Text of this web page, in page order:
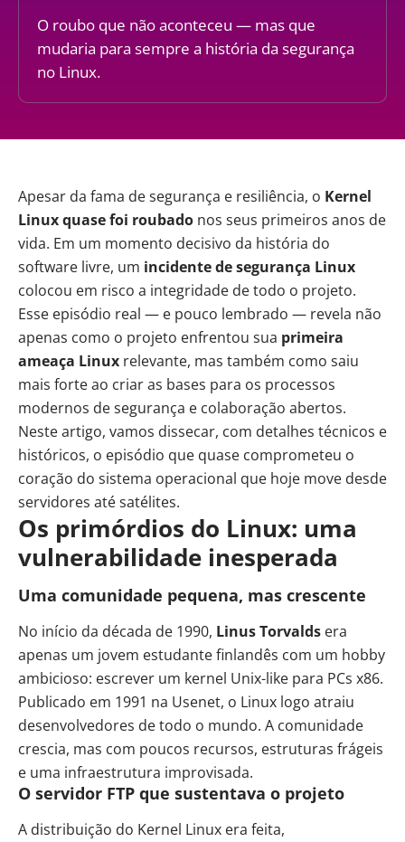
O roubo que não aconteceu — mas que
mudaria para sempre a história da segurança
no Linux.
Apesar da fama de segurança e resiliência, o Kernel
Linux quase foi roubado nos seus primeiros anos de
vida. Em um momento decisivo da história do
software livre, um incidente de segurança Linux
colocou em risco a integridade de todo o projeto.
Esse episódio real — e pouco lembrado — revela não
apenas como o projeto enfrentou sua primeira
ameaça Linux relevante, mas também como saiu
mais forte ao criar as bases para os processos
modernos de segurança e colaboração abertos.
Neste artigo, vamos dissecar, com detalhes técnicos e
históricos, o episódio que quase comprometeu o
coração do sistema operacional que hoje move desde
servidores até satélites.
Os primórdios do Linux: uma
vulnerabilidade inesperada
Uma comunidade pequena, mas crescente
No início da década de 1990, Linus Torvalds era
apenas um jovem estudante finlandês com um hobby
ambicioso: escrever um kernel Unix-like para PCs x86.
Publicado em 1991 na Usenet, o Linux logo atraiu
desenvolvedores de todo o mundo. A comunidade
crescia, mas com poucos recursos, estruturas frágeis
e uma infraestrutura improvisada.
O servidor FTP que sustentava o projeto
A distribuição do Kernel Linux era feita,